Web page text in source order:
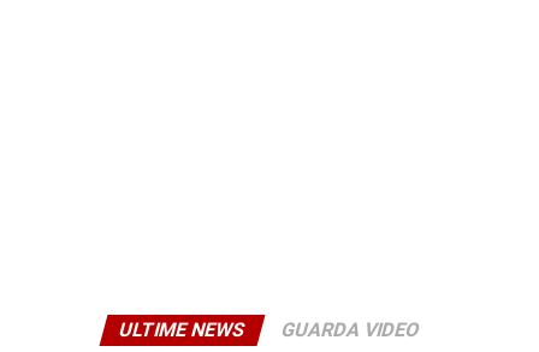
Alfio Mannino, segretario generale della Cgil Sicilia. A
moderare il confronto sarà Nino Benina.
ULTIME NEWS GUARDA VIDEO